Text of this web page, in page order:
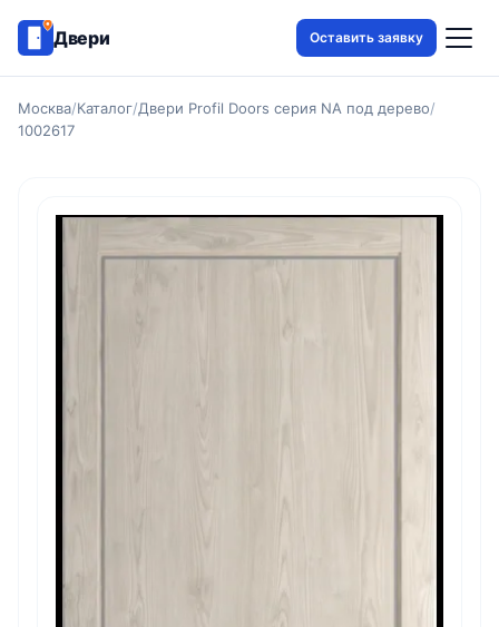
Двери Оставить заявку
Москва/Каталог/Двери Profil Doors серия NA под дерево/
1002617